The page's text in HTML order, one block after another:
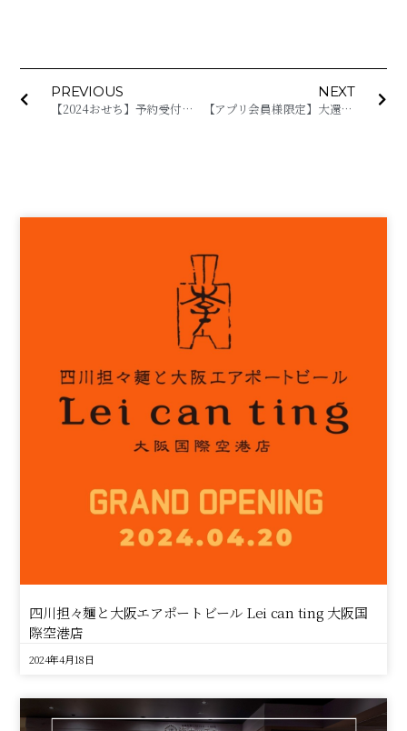
PREVIOUS
【2024おせち】予約受付スタート！！
NEXT
【アプリ会員様限定】大還元祭抽選会 当選番号 発表！
四川担々麺と大阪エアポートビール Lei can ting 大阪国
際空港店
2024年4月18日